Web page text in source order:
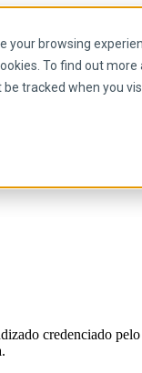
your browsing
To find out
be tracked when you
credenciado